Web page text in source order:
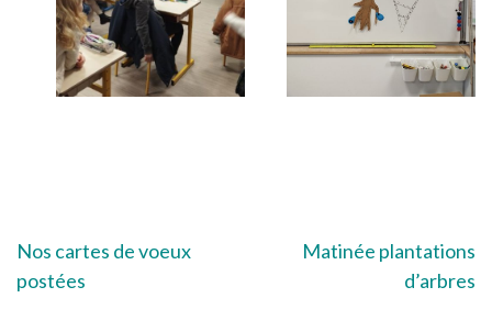
Navigation
de
Nos cartes de voeux
postées
Matinée plantations
d’arbres